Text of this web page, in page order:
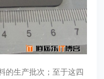
的生产批次；至于这四